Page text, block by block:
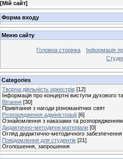
[Мій сайт]
Форма входу
Меню сайту
Головна сторінка Інформація
Categories
Творча діяльність оркестрів [12]
Інформація про концертні виступи духового
Вітання [30]
Привітання з нагоди різноманітних свят
Розпорядження адміністрації [6]
Ознайомлення з наказами та
Дидактично-методичні матеріали [0]
Огляд дидактично-методичного забезпечення
Повідомлення для студентів [21]
Оголошення, запрошення